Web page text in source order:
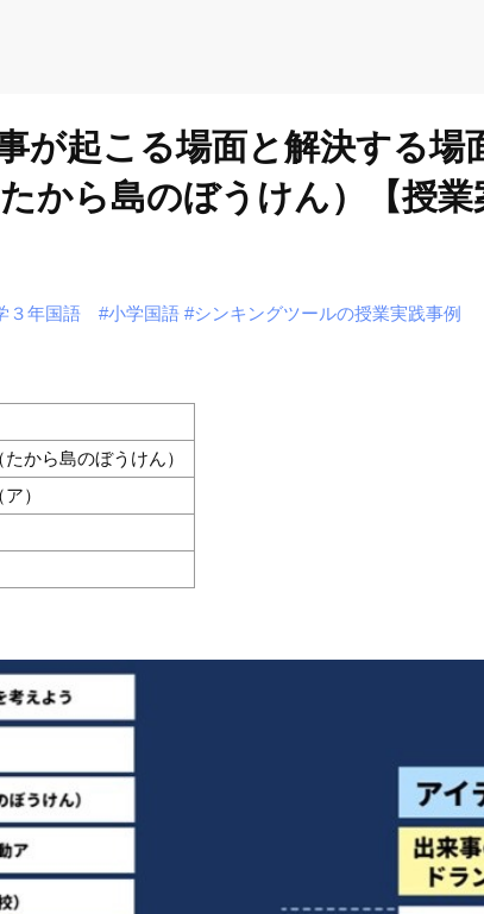
起こる場面と解決する場
から島のぼうけん）【授
３年国語 #小学国語 #シンキングツールの授業実践事例
から島のぼうけん）
）